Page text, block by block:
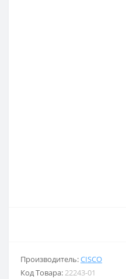
Производитель:CISCO
Код Товара:22243-01